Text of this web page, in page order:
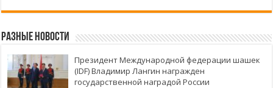
Разные новости
Президент Международной федерации шашек
(IDF) Владимир Лангин награжден
государственной наградой России